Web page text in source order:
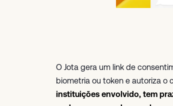
O Jota gera um link de
biometria ou token e autoriza o
instituições envolvido, tem